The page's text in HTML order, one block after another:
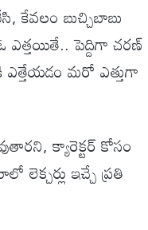
కేవలం బుచ్చిబాబు
ఎత్తయితే.. పెద్దిగా చరణ్
మరో ఎత్తుగా
క్యారెక్టర్ కోసం
ఇచ్చే ప్రతి